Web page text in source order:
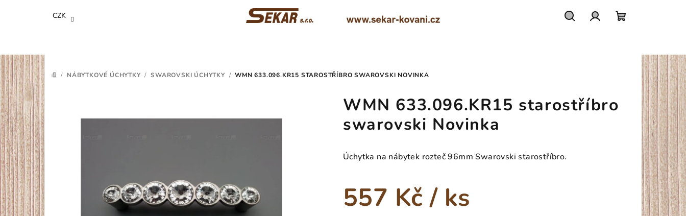
CZK
košík
DOMŮ
/ NÁBYTKOVÉ ÚCHYTKY / SWAROVSKI ÚCHYTKY / WMN 633.096.KR15 STAROSTŘÍBRO SWAROVSKI NOVINKA
WMN 633.096.KR15 starostříbro
swarovski Novinka
Úchytka na nábytek rozteč 96mm Swarovski starostříbro.
557 Kč/ ks